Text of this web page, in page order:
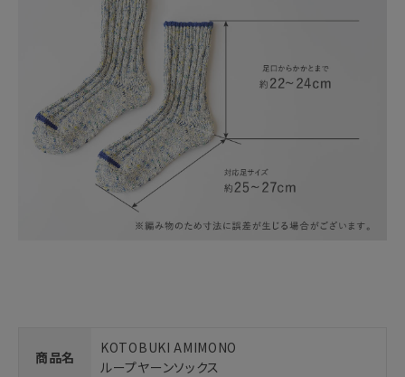
商品名
KOTOBUKI AMIMONO
ループヤーンソックス